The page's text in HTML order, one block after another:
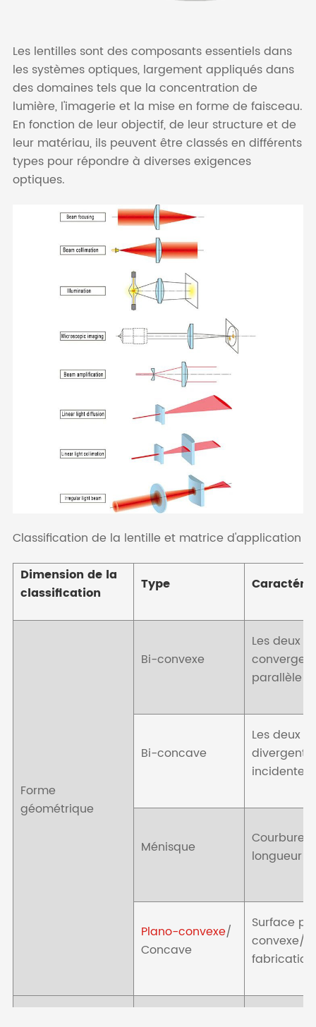
Les lentilles sont des composants essentiels dans
les systèmes optiques, largement appliqués dans
des domaines tels que la concentration de
lumière, l'imagerie et la mise en forme de faisceau.
En fonction de leur objectif, de leur structure et de
leur matériau, ils peuvent être classés en différents
types pour répondre à diverses exigences
optiques.
Classification de la lentille et matrice d'application
Dimension de la
classification
Type
Forme
géométrique
Bi-convexe
Les deux
converge
parallèle
Bi-concave
Les deux
divergent
incidente
Ménisque
Courbure
longueur
Plano-convexe/
Concave
Surface
convexe/